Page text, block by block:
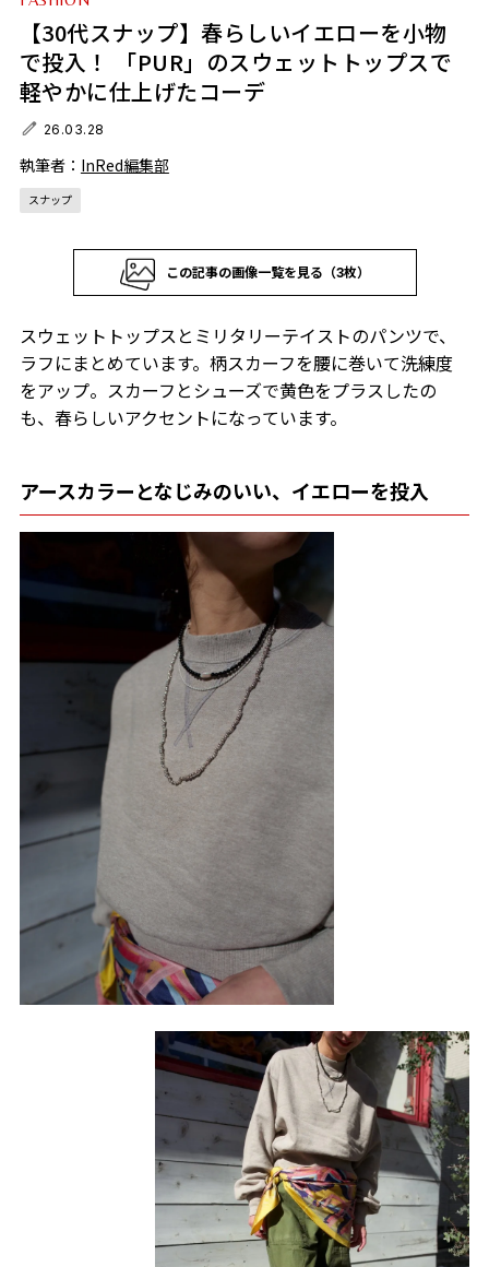
【30代スナップ】春らしいイエローを小物
で投入！ 「PUR」のスウェットトップスで
軽やかに仕上げたコーデ
26.03.28
執筆者： InRed編集部
スナップ
この記事の画像一覧を見る（3枚）
スウェットトップスとミリタリーテイストのパンツで、
ラフにまとめています。柄スカーフを腰に巻いて洗練度
をアップ。スカーフとシューズで黄色をプラスしたの
も、春らしいアクセントになっています。
アースカラーとなじみのいい、イエローを投入